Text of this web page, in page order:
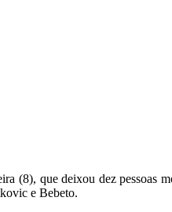
(8), que deixou dez pessoas
e Bebeto.